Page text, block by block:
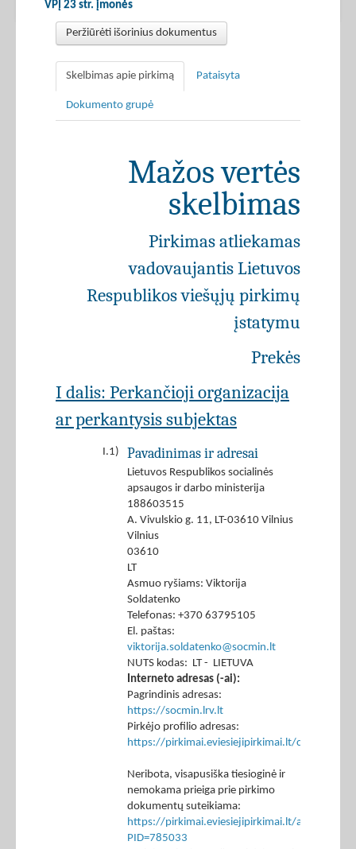
VPĮ 23 str. įmonės
Peržiūrėti išorinius dokumentus
Skelbimas apie pirkimą Pataisyta
Dokumento grupė
Mažos vertės
skelbimas
Pirkimas atliekamas
vadovaujantis Lietuvos
Respublikos viešųjų pirkimų
įstatymu
Prekės
I dalis: Perkančioji organizacija
ar perkantysis subjektas
I.1) Pavadinimas ir adresai
Lietuvos Respublikos socialinės
apsaugos ir darbo ministerija
188603515
A. Vivulskio g. 11, LT-03610 Vilnius
Vilnius
03610
LT
Asmuo ryšiams: Viktorija
Soldatenko
Telefonas: +370 63795105
El. paštas:
viktorija.soldatenko@socmin.lt
NUTS kodas: LT - LIETUVA
Interneto adresas (-ai):
Pagrindinis adresas:
https://socmin.lrv.lt
Pirkėjo profilio adresas:
https://pirkimai.eviesiejipirkimai.lt/ctm/
Neribota, visapusiška tiesioginė ir
nemokama prieiga prie pirkimo
dokumentų suteikiama:
https://pirkimai.eviesiejipirkimai.lt/app/rfq/
PID=785033